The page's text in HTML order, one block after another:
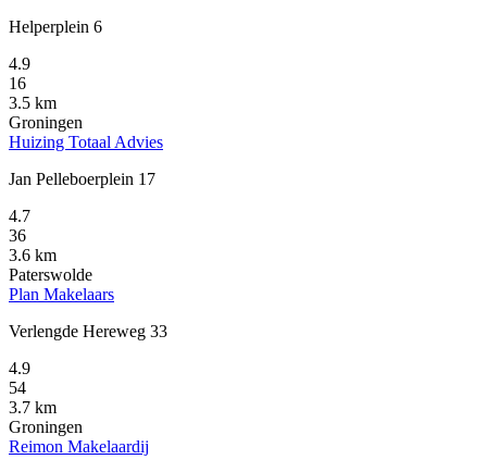
Helperplein 6
4.9
16
3.5 km
Groningen
Huizing Totaal Advies
Jan Pelleboerplein 17
4.7
36
3.6 km
Paterswolde
Plan Makelaars
Verlengde Hereweg 33
4.9
54
3.7 km
Groningen
Reimon Makelaardij